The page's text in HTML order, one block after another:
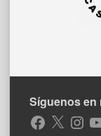
Síguenos en
Facebook
X